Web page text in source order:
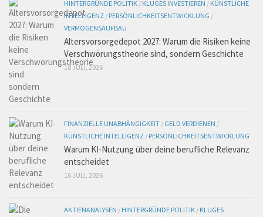
HINTERGRÜNDE POLITIK / KLUGES INVESTIEREN / KÜNSTLICHE
INTELLIGENZ / PERSÖNLICHKEITSENTWICKLUNG /
VERMÖGENSAUFBAU
Altersvorsorgedepot 2027: Warum die Risiken keine
Verschwörungstheorie sind, sondern Geschichte
18 JULI, 2026
FINANZIELLE UNABHÄNGIGKEIT / GELD VERDIENEN /
KÜNSTLICHE INTELLIGENZ / PERSÖNLICHKEITSENTWICKLUNG
Warum KI-Nutzung über deine berufliche Relevanz
entscheidet
16 JULI, 2026
AKTIENANALYSEN / HINTERGRÜNDE POLITIK / KLUGES